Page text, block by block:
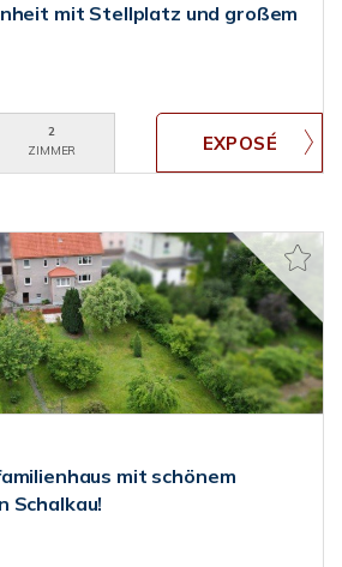
mit Stellplatz und großem
2
ZIMMER
mit schönem
Schalkau!